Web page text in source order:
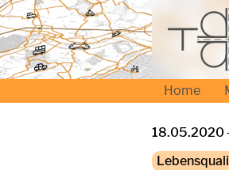
Home
18.05.2020